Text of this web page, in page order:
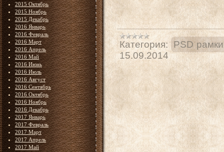
2015 Октябрь
2015 Ноябрь
2015 Декабрь
2016 Январь
2016 Февраль
2016 Март
2016 Апрель
2016 Май
2016 Июнь
2016 Июль
2016 Август
2016 Сентябрь
2016 Октябрь
2016 Ноябрь
2016 Декабрь
2017 Январь
2017 Февраль
2017 Март
2017 Апрель
2017 Май
Категория:
PSD
15.09.2014